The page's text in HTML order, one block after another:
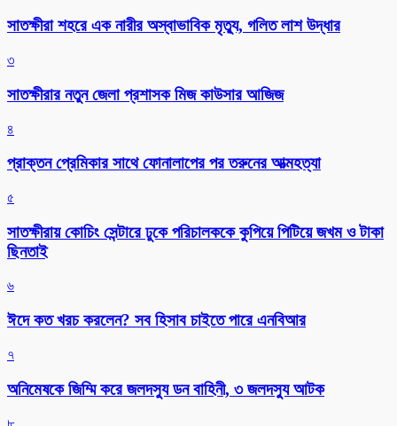
সাতক্ষীরা শহরে এক নারীর অস্বাভাবিক মৃত্যু, গলিত লাশ উদ্ধার
৩
সাতক্ষীরার নতুন জেলা প্রশাসক মিজ কাউসার আজিজ
৪
প্রাক্তন প্রেমিকার সাথে ফোনালাপের পর তরুনের আত্মহত্যা
৫
সাতক্ষীরায় কোচিং সেন্টারে ঢুকে পরিচালককে কুপিয়ে পিটিয়ে জখম ও টাকা
ছিনতাই
৬
ঈদে কত খরচ করলেন? সব হিসাব চাইতে পারে এনবিআর
৭
অনিমেষকে জিম্মি করে জলদস্যু ডন বাহিনী, ৩ জলদস্যু আটক